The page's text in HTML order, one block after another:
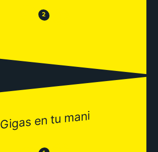
😒 2 😂
Gigas en tu mani